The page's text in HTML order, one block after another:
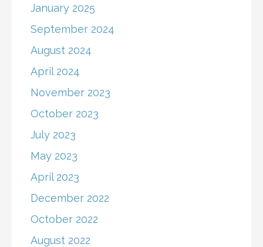
January 2025
September 2024
August 2024
April 2024
November 2023
October 2023
July 2023
May 2023
April 2023
December 2022
October 2022
August 2022